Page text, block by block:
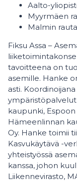
Aalto-
Myyrmäen
Malmin
Fiksu Assa –
tavoitteena on
asemille. Hanke
asti.
ympäristöpalvelut
kaupunki,
Hämeenlinnan
Oy. Hanke toimii
Kasvukäytävä -
yhteistyössä
kanssa, johon
Liikennevirasto,